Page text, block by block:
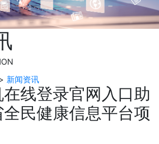
新闻资讯
线登录官网入口助
民健康信息平台项